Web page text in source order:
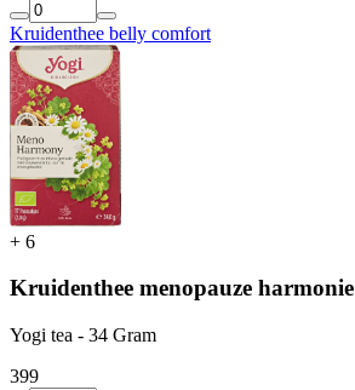
Kruidenthee belly comfort
+ 6
Kruidenthee menopauze harmonie
Yogi tea - 34 Gram
399